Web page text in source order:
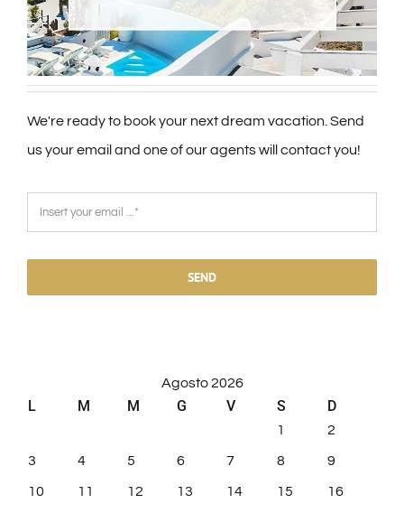
We're ready to book your next dream vacation. Send
us your email and one of our agents will contact you!
SEND
Agosto 2026
L M M G V S D
1 2
3 4 5 6 7 8 9
10 11 12 13 14 15 16